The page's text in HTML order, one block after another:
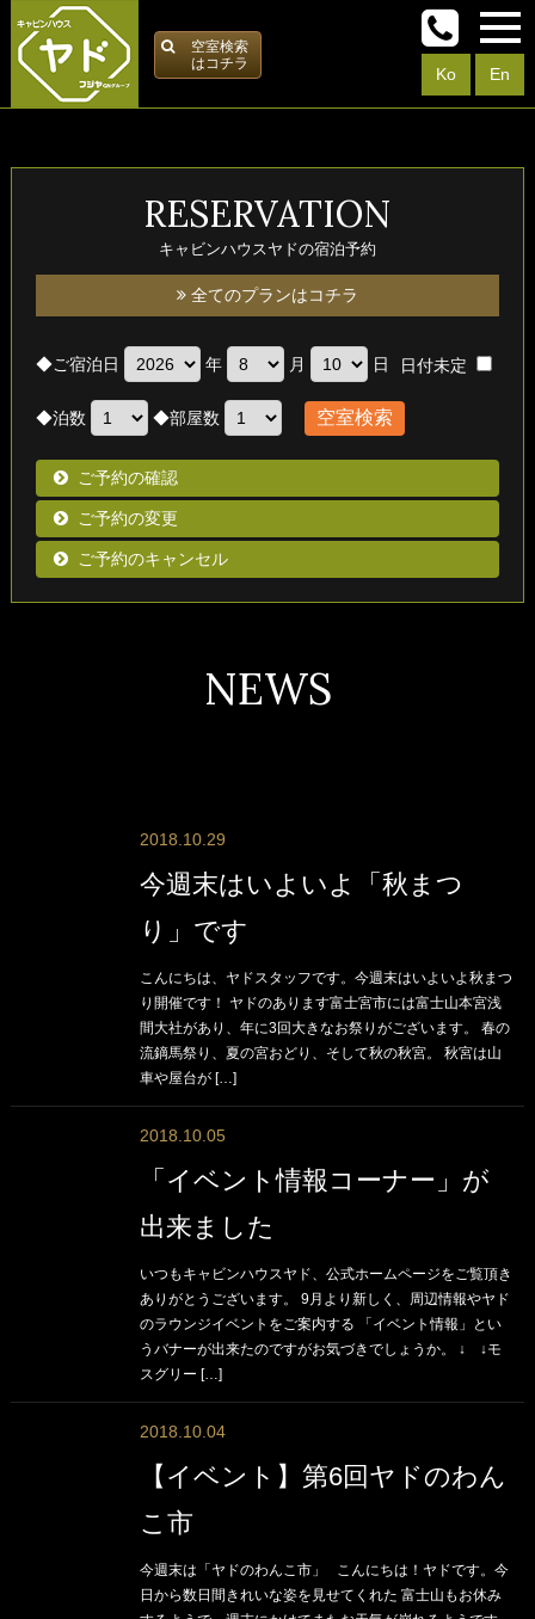
En
Ko
空室検索
はコチラ
RESERVATION
キャビンハウスヤドの宿泊予約
全てのプランはコチラ
◆ご宿泊日 年 月 日 日付未定
◆泊数 ◆部屋数
ご予約の確認
ご予約の変更
ご予約のキャンセル
NEWS
2018.10.29
今週末はいよいよ「秋まつ
り」です
こんにちは、ヤドスタッフです。今週末はいよいよ秋まつ
り開催です！ ヤドのあります富士宮市には富士山本宮浅
間大社があり、年に3回大きなお祭りがございます。 春の
流鏑馬祭り、夏の宮おどり、そして秋の秋宮。 秋宮は山
車や屋台が […]
2018.10.05
「イベント情報コーナー」が
出来ました
いつもキャビンハウスヤド、公式ホームページをご覧頂き
ありがとうございます。 9月より新しく、周辺情報やヤド
のラウンジイベントをご案内する 「イベント情報」とい
うバナーが出来たのですがお気づきでしょうか。 ↓ ↓モ
スグリー […]
2018.10.04
【イベント】第6回ヤドのわん
こ市
今週末は「ヤドのわんこ市」 こんにちは！ヤドです。今
日から数日間きれいな姿を見せてくれた 富士山もお休み